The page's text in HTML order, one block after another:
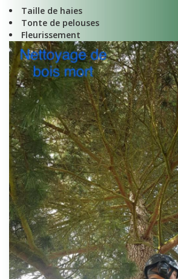
Taille de haies
Tonte de pelouses
Fleurissement